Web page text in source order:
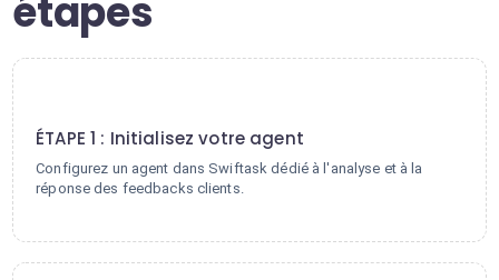
étapes
ÉTAPE 1 : Initialisez votre agent
Configurez un agent dans Swiftask dédié à l'analyse et à la
réponse des feedbacks clients.